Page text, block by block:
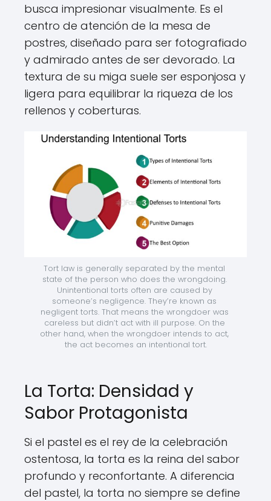
busca impresionar visualmente. Es el
centro de atención de la mesa de
postres, diseñado para ser fotografiado
y admirado antes de ser devorado. La
textura de su miga suele ser esponjosa y
ligera para equilibrar la riqueza de los
rellenos y coberturas.
Tort law is generally separated by the mental
state of the person who does the wrongdoing.
Unintentional torts often are caused by
someone’s negligence. They’re known as
negligent torts. That means the wrongdoer was
careless but didn’t act with ill purpose. On the
other hand, when the wrongdoer intends to act,
the act becomes an intentional tort.
La Torta: Densidad y
Sabor Protagonista
Si el pastel es el rey de la celebración
ostentosa, la torta es la reina del sabor
profundo y reconfortante. A diferencia
del pastel, la torta no siempre se define